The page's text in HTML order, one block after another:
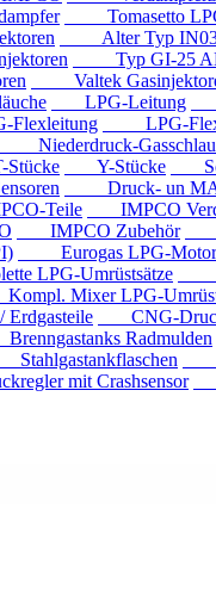
Tomasetto
Alter Typ IN03
Typ GI-25
Valtek
LPG-Leitung
LPG-
Niederdruck-
Y-Stücke
Druck- un
Teile IMPCO
IMPCO Zubehör
Eurogas LPG-
LPG-Umrüstsätze
Mixer LPG-
CNG-
Radmulden
mit Crashsensor